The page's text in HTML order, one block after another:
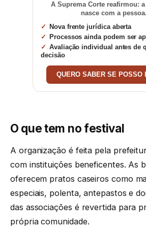
A Suprema Corte reafirmou:
nasce com a pessoa.
Nova frente jurídica aberta
Processos ainda podem ser
Avaliação individual antes de
decisão
QUERO SABER SE POSSO
O que tem no festival
A organização é feita pela
com instituições beneficentes. As
oferecem pratos caseiros como
especiais, polenta, antepastos e
das associações é revertida para
própria comunidade.